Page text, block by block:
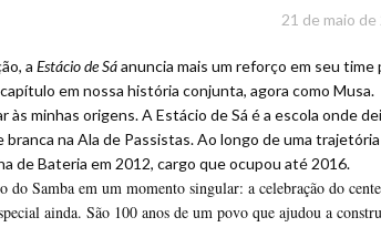
21 de maio
a Estácio de Sáanuncia mais um reforço em seu time
em nossa história conjunta, agora como Musa.
minhas origens. A Estácio de Sá é a escola onde
na Ala de Passistas. Ao longo de uma
de Bateria em 2012, cargo que ocupou até 2016.
do Samba em um momento singular: a celebração do
ainda. São 100 anos de um povo que ajudou a